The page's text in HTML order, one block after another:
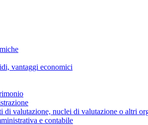
vantaggi economici
di valutazione, nuclei di valutazione o altri
e contabile